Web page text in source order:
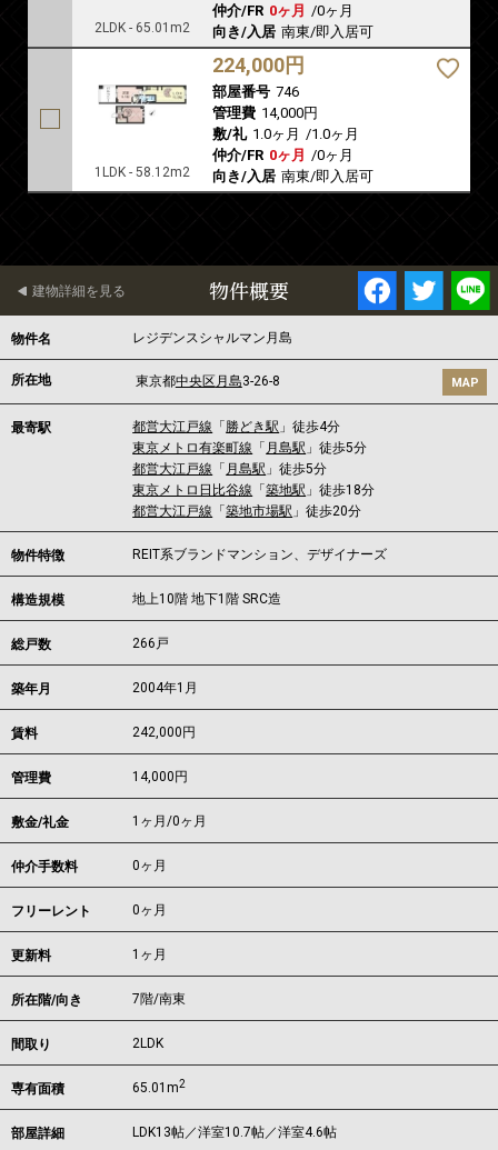
2LDK - 65.01m2
仲介/FR 0ヶ月 /0ヶ月
向き/入居 南東/即入居可
1LDK - 58.12m2
224,000円
部屋番号 746
管理費 14,000円
敷/礼 1.0ヶ月 /1.0ヶ月
仲介/FR 0ヶ月 /0ヶ月
向き/入居 南東/即入居可
物件概要
建物詳細を見る
物件名 レジデンスシャルマン月島
所在地 東京都中央区 月島3-26-8 MAP
最寄駅 都営大江戸線 「 勝どき駅 」徒歩4分
東京メトロ有楽町線 「 月島駅 」徒歩5分
都営大江戸線 「 月島駅 」徒歩5分
東京メトロ日比谷線 「築地駅 」徒歩18分
都営大江戸線 「築地市場駅 」徒歩20分
物件特徴 REIT系ブランドマンション、デザイナーズ
構造規模 地上10階 地下1階 SRC造
総戸数 266戸
築年月 2004年1月
賃料 242,000 円
管理費 14,000円
敷金/礼金 1ヶ月/0ヶ月
仲介手数料 0ヶ月
フリーレント 0ヶ月
更新料 1ヶ月
所在階/向き 7階/南東
間取り 2LDK
専有面積 65.01m2
部屋詳細 LDK13帖／洋室10.7帖／洋室4.6帖